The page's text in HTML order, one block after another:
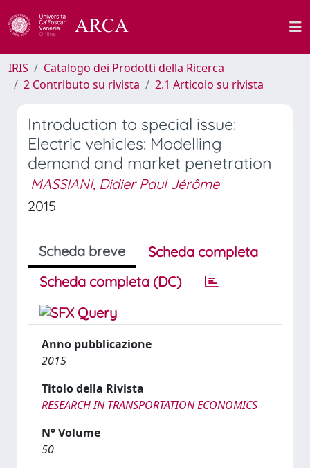
IRIS
Catalogo dei Prodotti della Ricerca
2 Contributo su rivista
2.1 Articolo su rivista
Introduction to special issue:
Electric vehicles: Modelling
demand and market penetration
MASSIANI, Didier Paul Jérôme
2015
Scheda breve
Scheda completa
Scheda completa (DC)
Anno pubblicazione
2015
Titolo della Rivista
RESEARCH IN TRANSPORTATION ECONOMICS
N° Volume
50